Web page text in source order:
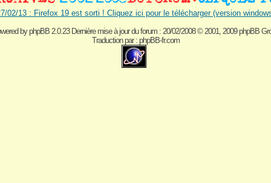
02/13 : Firefox 19 est sorti ! Cliquez ici pour le télécharger (version
byphpBB 2.0.23 Dernière mise à jour du forum : 20/02/2008© 2001, 2009 phpBB
Traduction par : phpBB-fr.com